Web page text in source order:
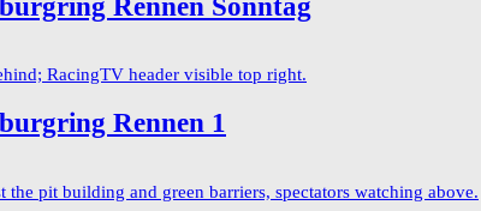
Rennen Sonntag
Rennen 1